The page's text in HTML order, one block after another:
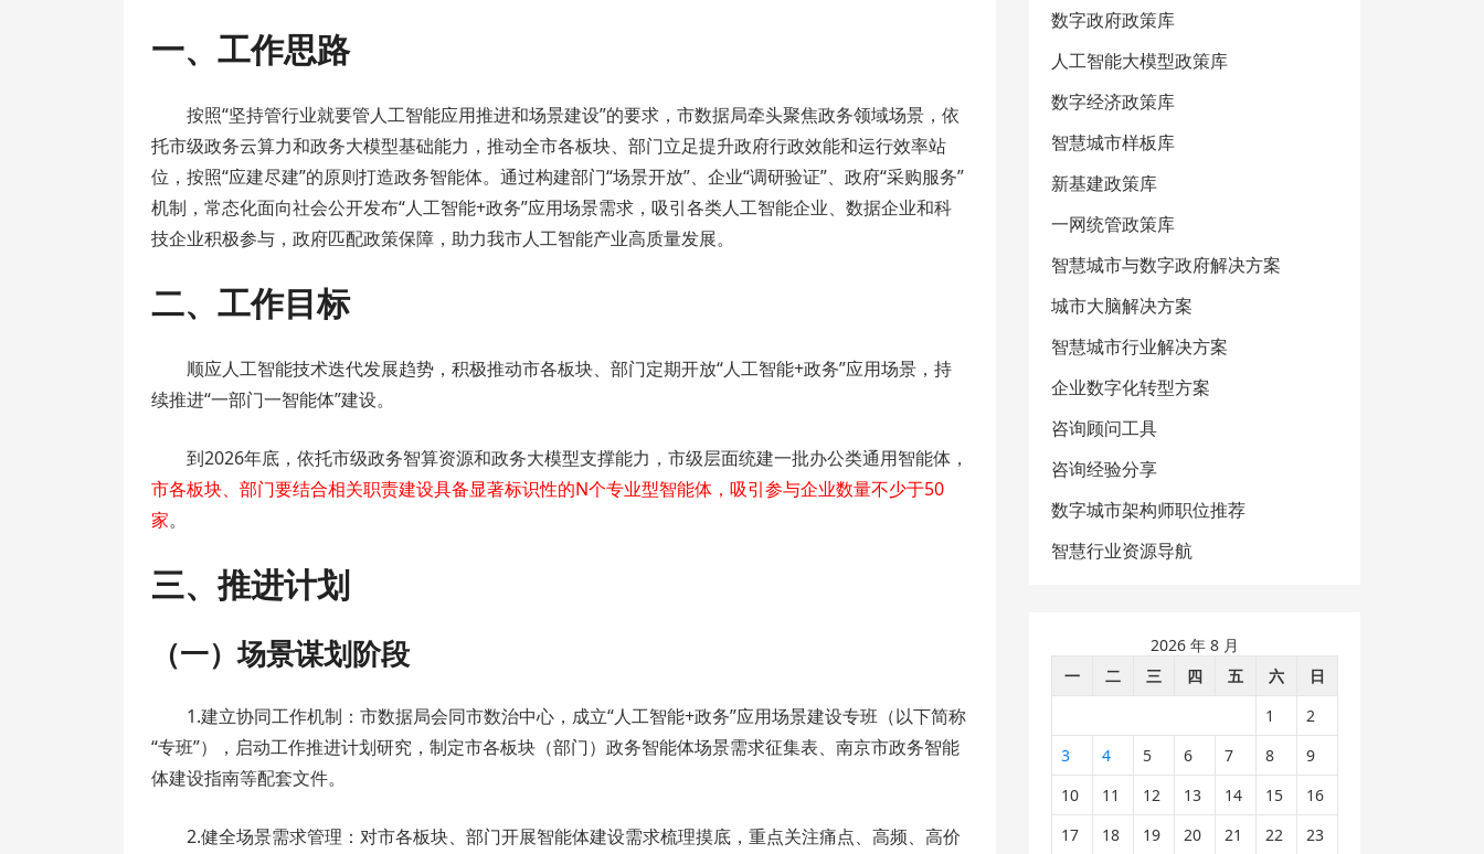
一、工作思路
按照“坚持管行业就要管人工智能应用推进和场景建设”的要求，市数据局牵头聚焦政务领域场景，依
托市级政务云算力和政务大模型基础能力，推动全市各板块、部门立足提升政府行政效能和运行效率站
位，按照“应建尽建”的原则打造政务智能体。通过构建部门“场景开放”、企业“调研验证”、政府“采购服务”
机制，常态化面向社会公开发布“人工智能+政务”应用场景需求，吸引各类人工智能企业、数据企业和科
技企业积极参与，政府匹配政策保障，助力我市人工智能产业高质量发展。
二、工作目标
顺应人工智能技术迭代发展趋势，积极推动市各板块、部门定期开放“人工智能+政务”应用场景，持
续推进“一部门一智能体”建设。
到2026年底，依托市级政务智算资源和政务大模型支撑能力，市级层面统建一批办公类通用智能体，
市各板块、部门要结合相关职责建设具备显著标识性的N个专业型智能体，吸引参与企业数量不少于50
家。
三、推进计划
（一）场景谋划阶段
1.建立协同工作机制：市数据局会同市数治中心，成立“人工智能+政务”应用场景建设专班（以下简称
“专班”），启动工作推进计划研究，制定市各板块（部门）政务智能体场景需求征集表、南京市政务智能
体建设指南等配套文件。
2.健全场景需求管理：对市各板块、部门开展智能体建设需求梳理摸底，重点关注痛点、高频、高价
数字政府政策库
人工智能大模型政策库
数字经济政策库
智慧城市样板库
新基建政策库
一网统管政策库
智慧城市与数字政府解决方案
城市大脑解决方案
智慧城市行业解决方案
企业数字化转型方案
咨询顾问工具
咨询经验分享
数字城市架构师职位推荐
智慧行业资源导航
2026 年 8 月
一
二 三 四 五 六
日
1
2
3
4 5 6 7 8
9
10
11 12 13 14 15
16
17
18 19 20 21 22
23